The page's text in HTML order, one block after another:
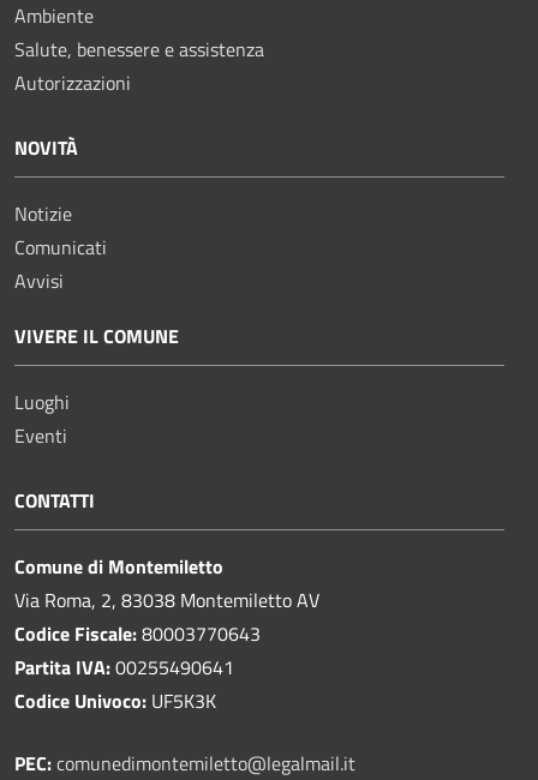
Ambiente
Salute, benessere e assistenza
Autorizzazioni
NOVITÀ
Notizie
Comunicati
Avvisi
VIVERE IL COMUNE
Luoghi
Eventi
CONTATTI
Comune di Montemiletto
Via Roma, 2, 83038 Montemiletto AV
Codice Fiscale:80003770643
Partita IVA:00255490641
Codice Univoco: UF5K3K
PEC:comunedimontemiletto@legalmail.it